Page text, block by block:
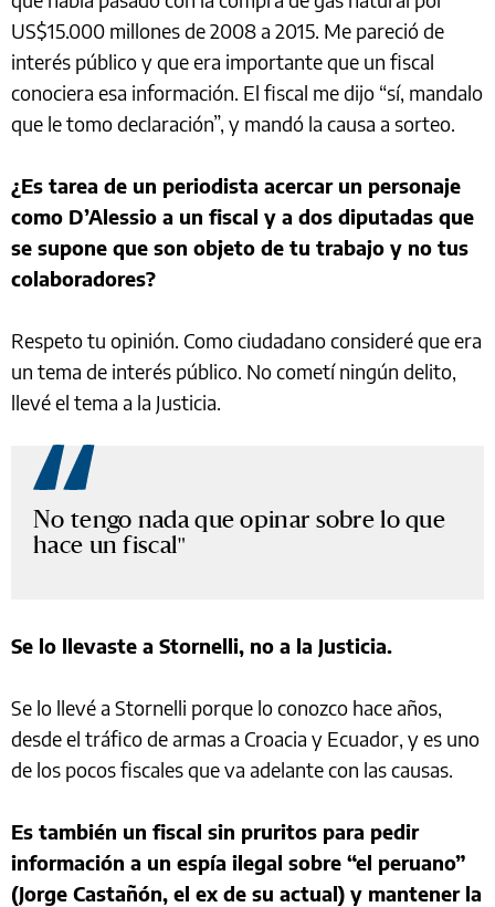
US$15.000 millones de 2008 a 2015. Me pareció de
interés público y que era importante que un fiscal
conociera esa información. El fiscal me dijo “sí, mandalo
que le tomo declaración”, y mandó la causa a sorteo.
¿Es tarea de un periodista acercar un personaje
como D’Alessio a un fiscal y a dos diputadas que
se supone que son objeto de tu trabajo y no tus
colaboradores?
Respeto tu opinión. Como ciudadano consideré que era
un tema de interés público. No cometí ningún delito,
llevé el tema a la Justicia.
No tengo nada que opinar sobre lo que
hace un fiscal
Se lo llevaste a Stornelli, no a la Justicia.
Se lo llevé a Stornelli porque lo conozco hace años,
desde el tráfico de armas a Croacia y Ecuador, y es uno
de los pocos fiscales que va adelante con las causas.
Es también un fiscal sin pruritos para pedir
información a un espía ilegal sobre “el peruano”
(Jorge Castañón, el ex de su actual) y mantener la